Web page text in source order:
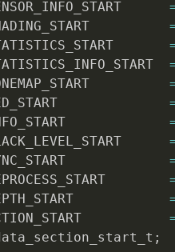
=
=
=
=
=
=
=
=
=
=
=
=
;